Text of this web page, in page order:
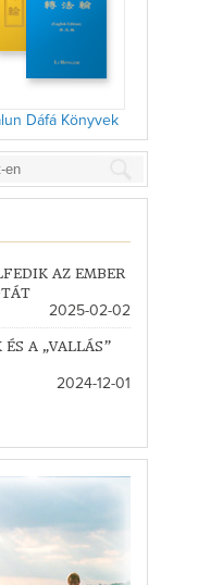
Dáfá Könyvek
AZ EMBER
2025-02-02
A „VALLÁS”
2024-12-01